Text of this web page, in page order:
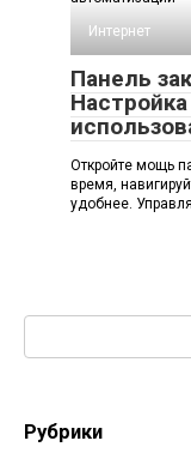
Интернет
Панель
Откройте мощь
время,
удобнее.
Рубрики